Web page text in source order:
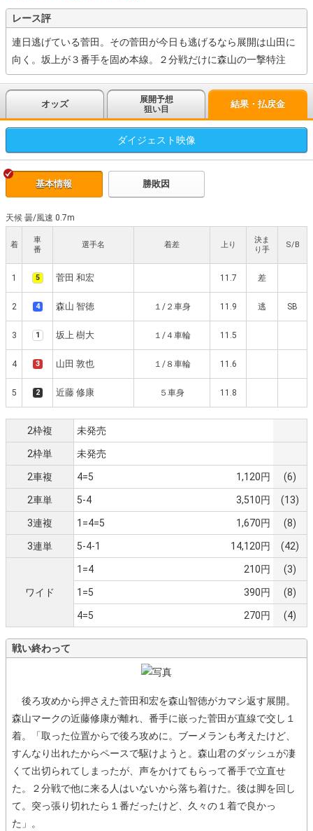
レース評
連日逃げている菅田。その菅田が今日も逃げるなら展開は山田に
向く。坂上が３番手を固め本線。２分戦だけに森山の一撃特注
オッズ
展開予想
狙い目
結果・払戻金
ダイジェスト映像
基本情報 勝敗因
天候 曇/風速 0.7m
着
車
番
選手名 着差 上り
決ま
り手
S/B
1 5 菅田 和宏 11.7 差
2 4 森山 智徳 １/２車身 11.9 逃 SB
3 1 坂上 樹大 １/４車輪 11.5
4 3 山田 敦也 １/８車輪 11.6
5 2 近藤 修康 ５車身 11.8
2枠複 未発売
2枠単 未発売
2車複 4=5 1,120円 (6)
2車単 5-4 3,510円 (13)
3連複 1=4=5 1,670円 (8)
3連単 5-4-1 14,120円 (42)
ワイド
1=4 210円 (3)
1=5 390円 (8)
4=5 270円 (4)
戦い終わって
後ろ攻めから押さえた菅田和宏を森山智徳がカマシ返す展開。
森山マークの近藤修康が離れ、番手に嵌った菅田が直線で交し１
着。「取った位置からで後ろ攻めに。ブーメランも考えたけど、
すんなり出れたからペースで駆けようと。森山君のダッシュが凄
くて出切られてしまったが、声をかけてもらって番手で立直せ
た。２分戦で他に来る人はいないから落ち着けた。後は脚を回し
て。突っ張り切れたら１番だったけど、久々の１着で良かっ
た」。